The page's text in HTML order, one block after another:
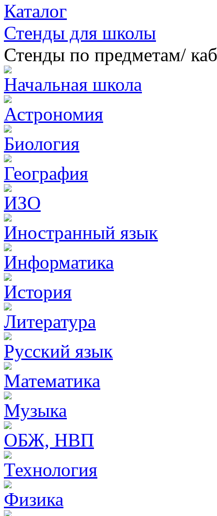
Каталог
Стенды для школы
Стенды по предметам/
Начальная школа
Астрономия
Биология
География
ИЗО
Иностранный язык
Информатика
История
Литература
Русский язык
Математика
Музыка
ОБЖ, НВП
Технология
Физика